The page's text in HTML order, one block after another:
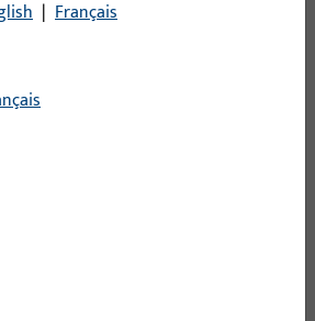
Ihren Kundendaten an um eine
oder Artikel zu bestellen
| Français